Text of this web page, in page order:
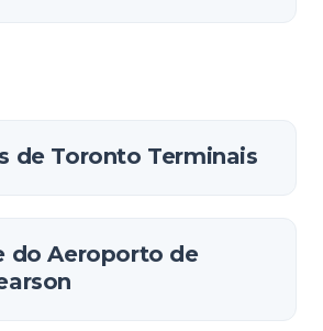
de Toronto Terminais
do Aeroporto de